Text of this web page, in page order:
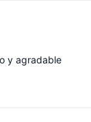
y agradable